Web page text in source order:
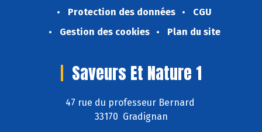
Protection des données
CGU
Gestion des cookies
Plan du site
Saveurs Et Nature 1
47 rue du professeur Bernard
33170 Gradignan